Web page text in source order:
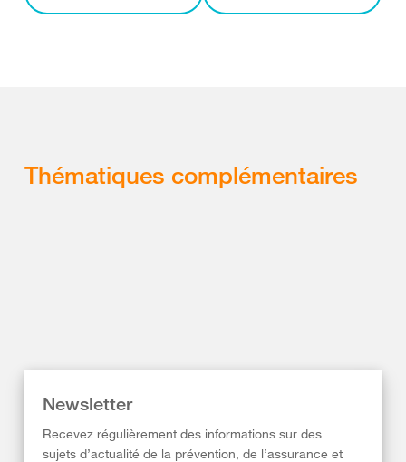
Thématiques complémentaires
Newsletter
Recevez régulièrement des informations sur des
sujets d’actualité de la prévention, de l’assurance et